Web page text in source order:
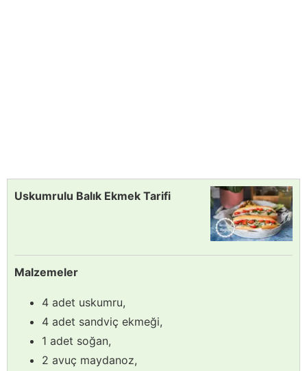
Uskumrulu Balık Ekmek Tarifi
Malzemeler
4 adet uskumru,
4 adet sandviç ekmeği,
1 adet soğan,
2 avuç maydanoz,